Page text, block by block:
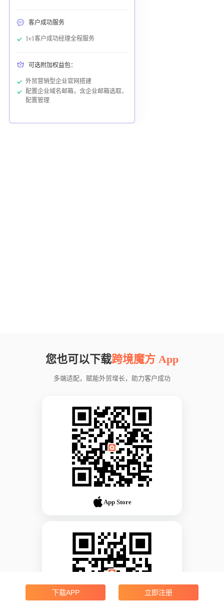
客户成功服务
1v1客户成功经理全程服务
可选附加权益包：
外贸营销型企业官网搭建
配置企业域名邮箱，含企业邮箱选取、
配置管理
您也可以下载跨境魔方 App
多端适配，赋能外贸增长，助力客户成功
App Store
下载APP 立即注册